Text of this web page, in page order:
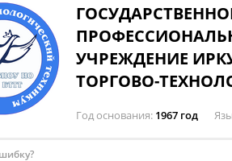
УЧРЕЖДЕНИЕ
ТОРГОВО-
Год основания 1967 год